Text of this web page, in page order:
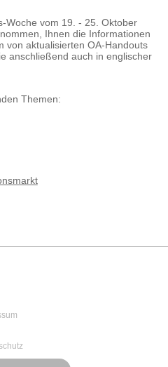
Woche vom 19. - 25. Oktober
Ihnen die Informationen
von aktualisierten OA-Handouts
anschließend auch in englischer
Themen: